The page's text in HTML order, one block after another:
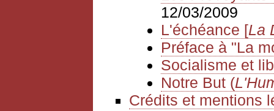
12/03/2009
L'échéance [La
Préface à "La
Socialisme et
Notre But (
Crédits et mentions